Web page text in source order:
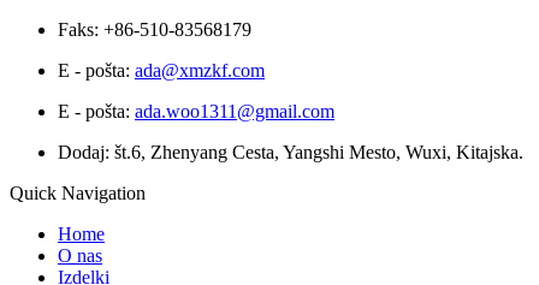
Faks: +86-510-83568179
E - pošta: ada@xmzkf.com
E - pošta: ada.woo1311@gmail.com
Dodaj: št.6, Zhenyang Cesta, Yangshi Mesto, Wuxi, Kitajska.
Quick Navigation
Home
O nas
Izdelki